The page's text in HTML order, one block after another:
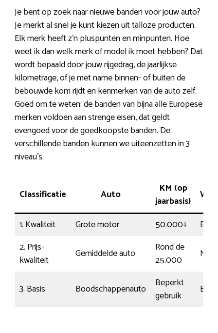
Je bent op zoek naar nieuwe banden voor jouw auto?
Je merkt al snel je kunt kiezen uit talloze producten.
Elk merk heeft z’n pluspunten en minpunten. Hoe
weet ik dan welk merk of model ik moet hebben? Dat
wordt bepaald door jouw rijgedrag, de jaarlijkse
kilometrage, of je met name binnen- of buiten de
bebouwde kom rijdt en kenmerken van de auto zelf.
Goed om te weten: de banden van bijna alle Europese
merken voldoen aan strenge eisen, dat geldt
evengoed voor de goedkoopste banden. De
verschillende banden kunnen we uiteenzetten in 3
niveau’s:
Classificatie Auto
KM (op
jaarbasis)
1. Kwaliteit Grote motor 50.000+
2. Prijs-
kwaliteit
Gemiddelde auto
Rond de
25.000
3. Basis Boodschappenauto
Beperkt
gebruik